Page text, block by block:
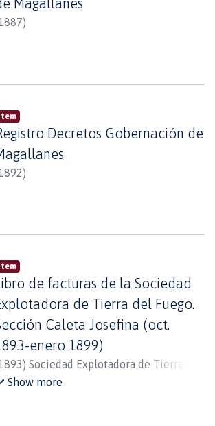
)
Item
Decretos Gobernación de
)
Item
de facturas de la Sociedad
de Tierra del Fuego.
Caleta Josefina (oct.
enero 1899)
) Sociedad Explotadora de Tierra del
Show more